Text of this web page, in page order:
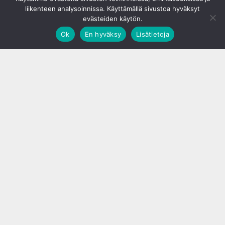
liikenteen analysoinnissa. Käyttämällä sivustoa hyväksyt
evästeiden käytön.
Ok
En hyväksy Lisätietoja